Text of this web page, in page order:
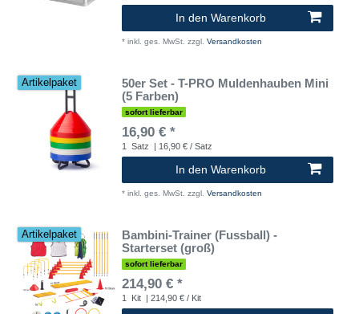
In den Warenkorb
* inkl. ges. MwSt. zzgl. Versandkosten
Artikelpaket
50er Set - T-PRO Muldenhauben Mini
(5 Farben)
sofort lieferbar
16,90 € *
1 Satz | 16,90 € / Satz
In den Warenkorb
* inkl. ges. MwSt. zzgl. Versandkosten
Artikelpaket
Bambini-Trainer (Fussball) -
Starterset (groß)
sofort lieferbar
214,90 € *
1 Kit | 214,90 € / Kit